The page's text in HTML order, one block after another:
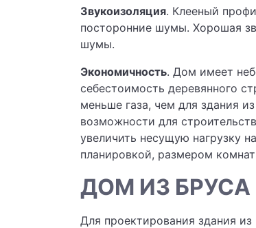
Звукоизоляция. Клееный
посторонние шумы. Хорошая
шумы.
Экономичность. Дом имеет
себестоимость деревянного
меньше газа, чем для здания
возможности для
увеличить несущую нагрузку
планировкой, размером
ДОМ ИЗ БРУСА
Для проектирования здания